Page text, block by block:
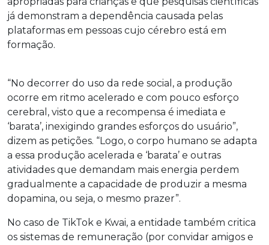
já demonstram a dependência causada pelas
plataformas em pessoas cujo cérebro está em
formação.
“No decorrer do uso da rede social, a produção
ocorre em ritmo acelerado e com pouco esforço
cerebral, visto que a recompensa é imediata e
‘barata’, inexigindo grandes esforços do usuário”,
dizem as petições. “Logo, o corpo humano se adapta
a essa produção acelerada e ‘barata’ e outras
atividades que demandam mais energia perdem
gradualmente a capacidade de produzir a mesma
dopamina, ou seja, o mesmo prazer”.
No caso de TikTok e Kwai, a entidade também critica
os sistemas de remuneração (por convidar amigos e